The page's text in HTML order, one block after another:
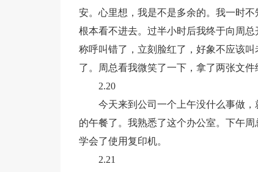
安。心里想，我是不是多余的。我一时
根本看不进去。过半小时后我终于向周
称呼叫错了，立刻脸红了，好象不应该
了。周总看我微笑了一下，拿了两张文
2.20
今天来到公司一个上午没什么事做
的午餐了。我熟悉了这个办公室。下午
学会了使用复印机。
2.21